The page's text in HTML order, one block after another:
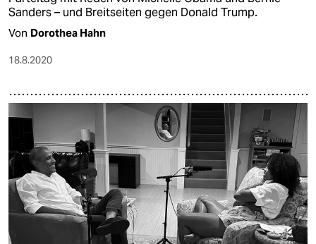
Sanders – und Breitseiten gegen Donald Trump.
Von Dorothea Hahn
18.8.2020